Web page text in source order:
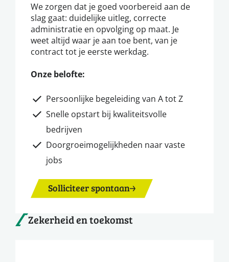
We zorgen dat je goed voorbereid aan de
slag gaat: duidelijke uitleg, correcte
administratie en opvolging op maat. Je
weet altijd waar je aan toe bent, van je
contract tot je eerste werkdag.
Onze belofte:
Persoonlijke begeleiding van A tot Z
Snelle opstart bij kwaliteitsvolle
bedrijven
Doorgroeimogelijkheden naar vaste
jobs
Solliciteer spontaan
Zekerheid en toekomst